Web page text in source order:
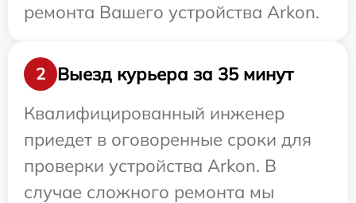
ремонта Вашего устройства Arkon.
2
Выезд курьера за 35 минут
Квалифицированный инженер
приедет в оговоренные сроки для
проверки устройства Arkon. В
случае сложного ремонта мы